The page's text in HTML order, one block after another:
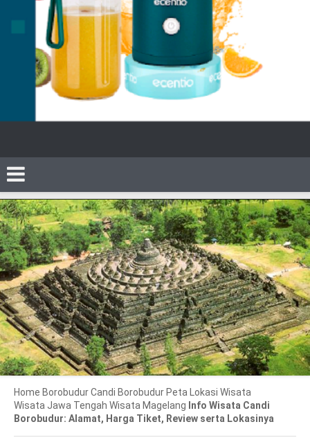
Home BorobudurCandi Borobudur Peta Lokasi Wisata
Wisata Jawa Tengah Wisata Magelang Info Wisata Candi
Borobudur: Alamat, Harga Tiket, Review serta Lokasinya